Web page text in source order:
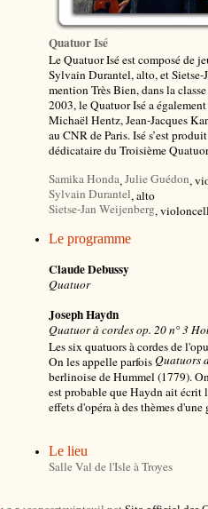
Quatuor Isé
Le Quatuor Isé est composé de
Sylvain Durantel, alto, et
mention Très Bien, dans la
2003, le Quatuor Isé a
Michaël Hentz, Jean-Jacques
au CNR de Paris. Isé s’est
dédicataire du Troisième
Samika Honda, Julie Guédon ,
Sylvain Durantel , alto
Sietse-Jan Weijenberg ,
Le programme
Claude Debussy
Quatuor
Joseph Haydn
Quatuor à cordes op. 20 n° 3
Les six quatuors à cordes de
On les appelle parfois Quatuors
berlinoise de Hummel (1779).
est probable que Haydn ait écrit
effets d'opéra à des thèmes d'une
Le lieu
Salle Val de l'Isle à Troyes